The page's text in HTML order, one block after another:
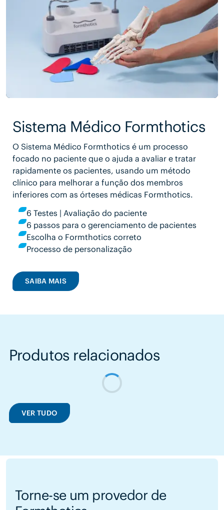
Sistema Médico Formthotics
O Sistema Médico Formthotics é um processo
focado no paciente que o ajuda a avaliar e tratar
rapidamente os pacientes, usando um método
clínico para melhorar a função dos membros
inferiores com as órteses médicas Formthotics.
6 Testes | Avaliação do paciente
6 passos para o gerenciamento de pacientes
Escolha o Formthotics correto
Processo de personalização
SAIBA MAIS
Produtos relacionados
VER TUDO
Torne-se um provedor de